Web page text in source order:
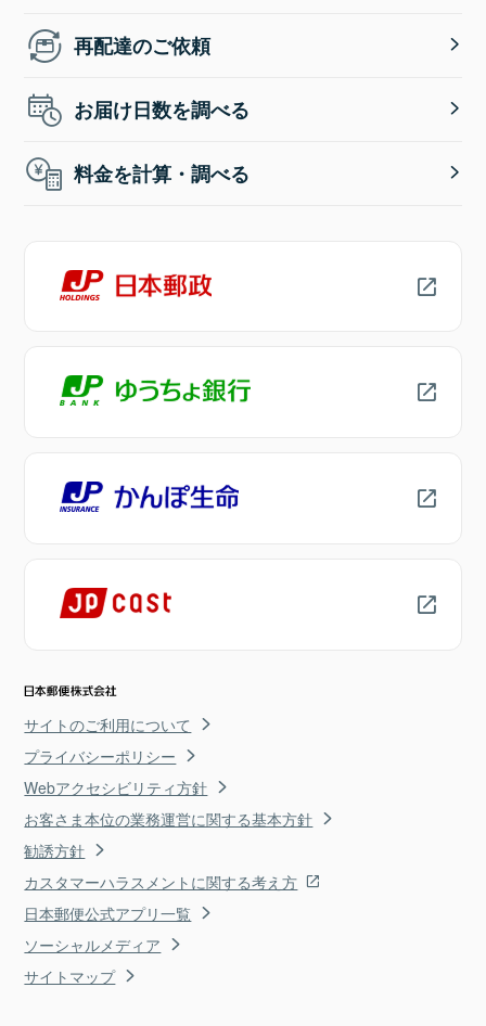
再配達のご依頼
お届け日数を調べる
料金を計算・調べる
サイトのご利用について
プライバシーポリシー
Webアクセシビリティ方針
お客さま本位の業務運営に関する基本方針
勧誘方針
カスタマーハラスメントに関する考え方
日本郵便公式アプリ一覧
ソーシャルメディア
サイトマップ